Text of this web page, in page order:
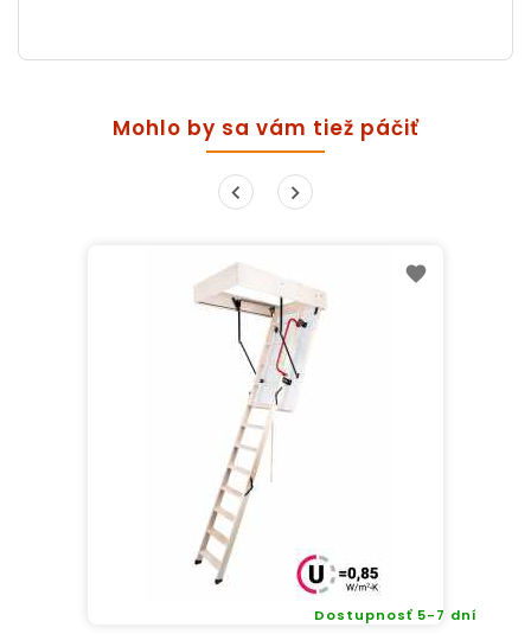
Mohlo by sa vám tiež páčiť
Dostupnosť 5-7 dní